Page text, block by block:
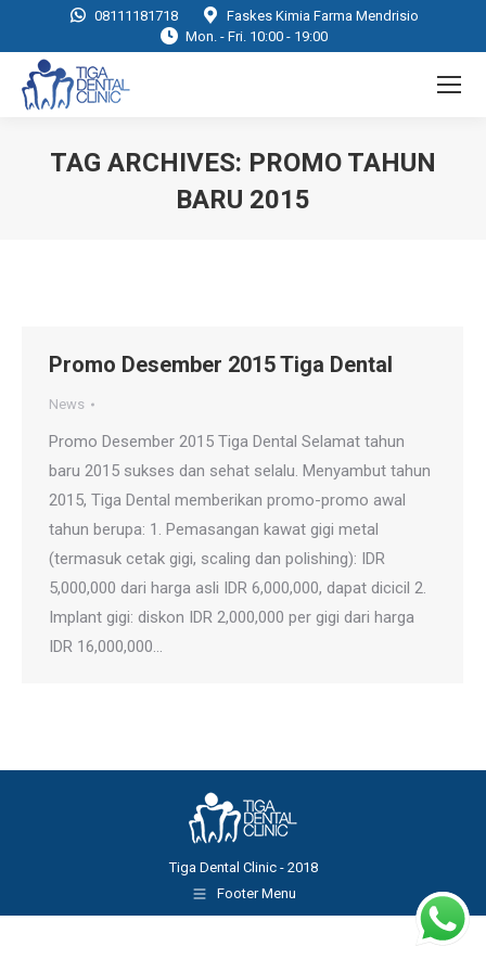
08111181718
Faskes Kimia Farma Mendrisio
Mon. - Fri. 10:00 - 19:00
TAG ARCHIVES: PROMO TAHUN
BARU 2015
Promo Desember 2015 Tiga Dental
News
Promo Desember 2015 Tiga Dental Selamat tahun
baru 2015 sukses dan sehat selalu. Menyambut tahun
2015, Tiga Dental memberikan promo-promo awal
tahun berupa: 1. Pemasangan kawat gigi metal
(termasuk cetak gigi, scaling dan polishing): IDR
5,000,000 dari harga asli IDR 6,000,000, dapat dicicil 2.
Implant gigi: diskon IDR 2,000,000 per gigi dari harga
IDR 16,000,000…
Tiga Dental Clinic - 2018
Footer Menu